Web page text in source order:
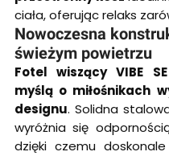
ciała, oferując relaks
Nowoczesna
świeżym powietrzu
Fotel wiszący VIBE
myślą o miłośnikach
designu. Solidna
wyróżnia się
dzięki czemu